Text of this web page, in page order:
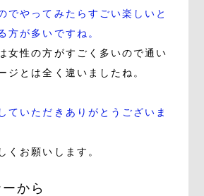
でやってみたらすごい楽しいと
方が多いですね。
女性の方がすごく多いので通い
ジとは全く違いましたね。
ていただきありがとうございま
くお願いします。
から